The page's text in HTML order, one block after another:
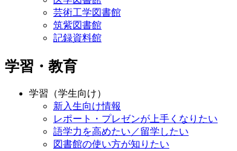
芸術工学図書館
筑紫図書館
記録資料館
学習・教育
学習（学生向け）
新入生向け情報
レポート・プレゼンが上手くなりたい
語学力を高めたい／留学したい
図書館の使い方が知りたい